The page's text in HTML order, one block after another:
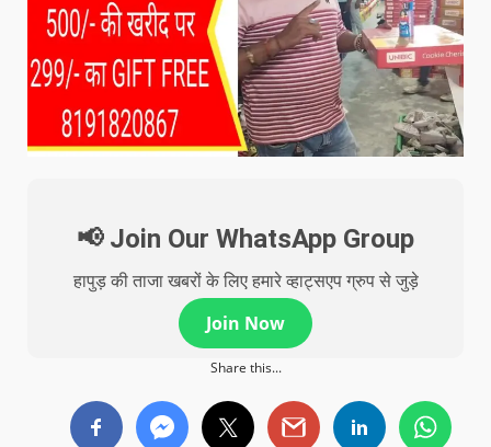
📢 Join Our WhatsApp Group
हापुड़ की ताजा खबरों के लिए हमारे व्हाट्सएप ग्रुप से जुड़े
Join Now
Share this...